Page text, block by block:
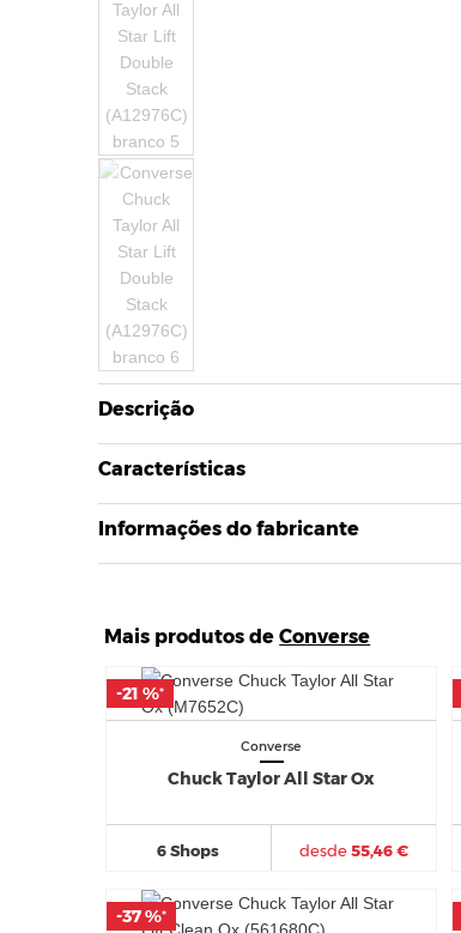
Descrição
Características
Informações do fabricante
Mais produtos deConverse
Converse
Chuck Taylor All Star Ox
6 Shops desde55,46 €
-21 %*
-21 %*
-37 %*
-37 %*